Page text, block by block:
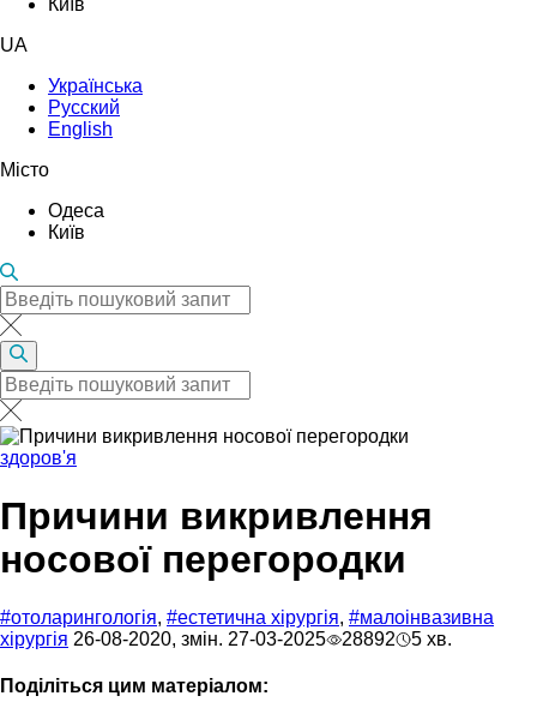
UA
Українська
Русский
English
Місто
Одеса
Київ
здоров'я
Причини викривлення
носової перегородки
#отоларингологія, #естетична хірургія, #малоiнвазивна
хiрургiя 26-08-2020, змін. 27-03-2025 28892 5 хв.
Поділіться цим матеріалом: